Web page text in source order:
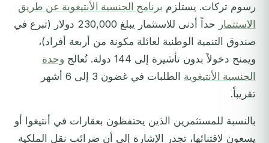
رسوم تركات. يستلزم برنامج الجنسية الأنتيغوية عن طريق
الاستثمار
حداً أدنى للاستثمار يبلغ 230,000 دولار (تبرع في
صندوق التنمية الوطنية لعائلة مكونة من أربعة أفراد)،
ويمنح دخولاً بدون تأشيرة إلى 144 دولة. تُعالج
وحدة
الجنسية الأنتيغوية
الطلبات في غضون 3 إلى 6 أشهر
تقريباً.
بالنسبة للمستثمرين الذين يحتفظون بعقارات في أنتيغوا أو
يسعون لاقتنائها، تجدر الإشارة إلى أن ضرائب نقل الملكية